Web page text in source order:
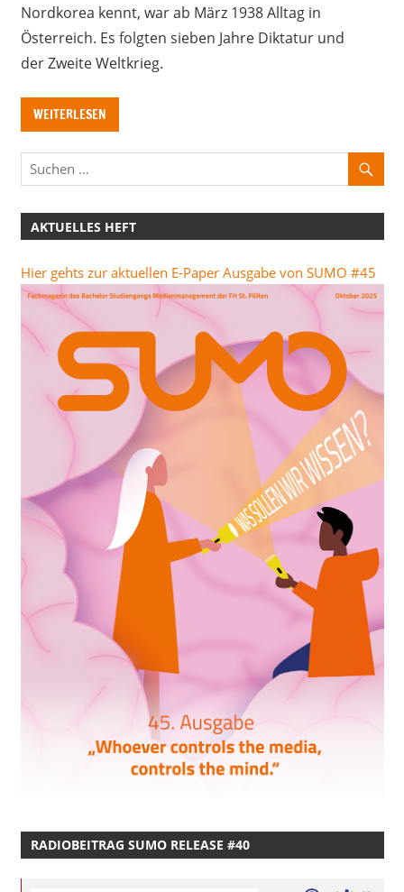
Nordkorea kennt, war ab März 1938 Alltag in
Österreich. Es folgten sieben Jahre Diktatur und
der Zweite Weltkrieg.
WEITERLESEN
AKTUELLES HEFT
Hier gehts zur aktuellen E-Paper Ausgabe von SUMO #45
RADIOBEITRAG SUMO RELEASE #40